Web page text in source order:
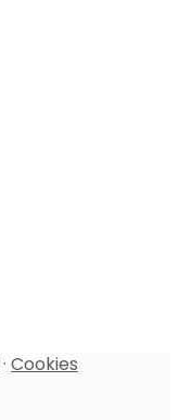
· Cookies